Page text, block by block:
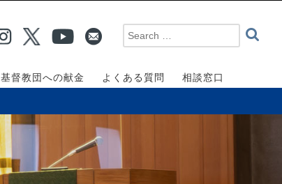
督教団への献金 よくある質問 相談窓口